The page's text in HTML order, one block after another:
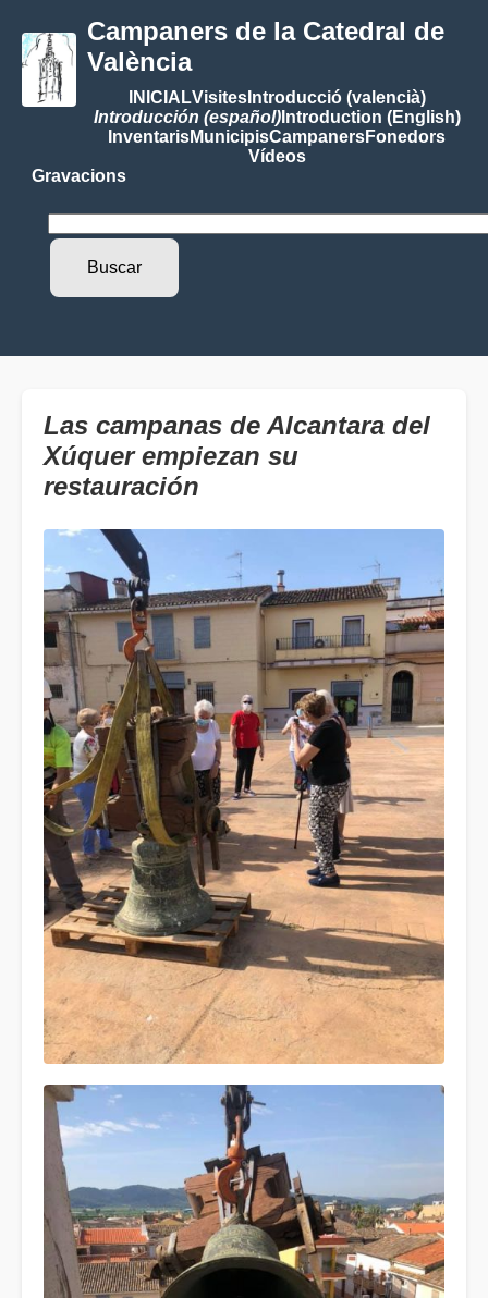
Campaners de la Catedral de
València
INICIALVisitesIntroducció (valencià)
Introducción (español)Introduction (English)
InventarisMunicipisCampanersFonedors
Vídeos
Gravacions
Las campanas de Alcantara del
Xúquer empiezan su
restauración